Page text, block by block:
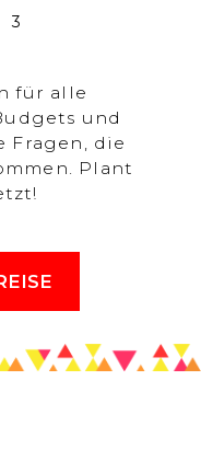
3
für alle
und
Fragen, die
Plant